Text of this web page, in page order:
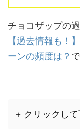
チョコザップの
【過去情報も！
ーンの頻度は？
+ クリックし